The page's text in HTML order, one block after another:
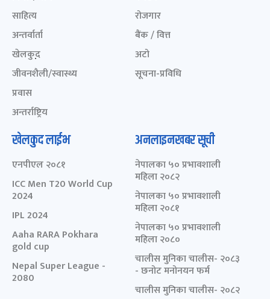
साहित्य
अन्तर्वार्ता
खेलकुद़़
जीवनशैली/स्वास्थ्य
प्रवास
अन्तर्राष्ट्रिय
रोजगार
बैंक / वित्त
अटो
सूचना-प्रविधि
खेलकुद लाईभ
एनपीएल २०८१
ICC Men T20 World Cup
2024
IPL 2024
Aaha RARA Pokhara
gold cup
Nepal Super League -
2080
अनलाइनखबर सूची
नेपालका ५० प्रभावशाली
महिला २०८२
नेपालका ५० प्रभावशाली
महिला २०८१
नेपालका ५० प्रभावशाली
महिला २०८०
चालीस मुनिका चालीस- २०८३
- छनोट मनोनयन फर्म
चालीस मुनिका चालीस- २०८२